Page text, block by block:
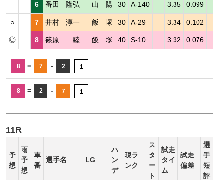
6 番田 隆弘 山 陽 30 A-140 3.35 0.099
○ 7 井村 淳一 飯 塚 30 A-29 3.34 0.102
◎ 8 篠原 睦 飯 塚 40 S-10 3.32 0.076
8 = 7 - 2 1
8 = 2 - 7 1
11R
予
想
雨
予
想
車
番
選手名 LG
ハ
ン
デ
現ラ
ンク
ス
タ
ー
ト
試走
タイ
ム
試走
偏差
選
手
短
評